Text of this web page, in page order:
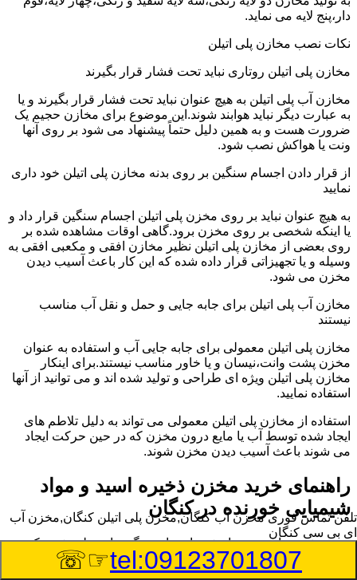
دار،پنج لایه می نماید.
نکات نصب مخازن پلی اتیلن
مخازن پلی اتیلن روتاری نباید تحت فشار قرار بگیرند
مخازن آب پلی اتیلن به هیچ عنوان نباید تحت فشار قرار بگیرند و یا
به عبارت دیگر نباید هوابند شوند.این موضوع برای مخازن حجیم یک
ضرورت هست و به همین دلیل حتماً پیشنهاد می شود بر روی آنها
ونت یا هواکش نصب شود.
از قرار دادن اجسام سنگین بر روی بدنه مخازن پلی اتیلن خود داری
نمایید
به هیچ عنوان نباید بر روی مخزن پلی اتیلن اجسام سنگین قرار داد و
یا اینکه شخصی بر روی مخزن برود.گاهی اوقات مشاهده شده بر
روی بعضی از مخازن پلی اتیلن نظیر مخازن افقی و مکعبی افقی به
وسیله و یا تجهیزاتی قرار داده شده که این کار باعث آسیب دیدن
مخزن می شود.
مخازن آب پلی اتیلن برای جابه جایی و حمل و نقل آب مناسب
نیستند
مخازن پلی اتیلن معمولی برای جابه جایی آب و استفاده به عنوان
مخزن پشت وانت،نیسان و یا خاور مناسب نیستند.برای اینکار
مخازن پلی اتیلن ویژه ای طراحی و تولید شده اند و می توانید از آنها
استفاده نمایید.
استفاده از مخازن پلی اتیلن معمولی می تواند به دلیل تلاطم های
ایجاد شده توسط آب یا مایع درون مخزن که در حین حرکت ایجاد
می شوند باعث آسیب دیدن مخزن شوند.
راهنمای خرید مخزن ذخیره اسید و مواد
شیمیایی خورنده در کنگان
مخزن ذخیره اسید و مواد شیمیایی باید به گونه ای تولید شوند که
بتوانند در برابر چگالی نسبتا بالا و خورندگی انواع اسیدها مقاومت
کافی داشته باشند.به همین دلیل نمی توان در هر مخزنی اسید و مواد
تلفن تماس فوریمخزن آب کنگان,مخزن پلی اتیلن کنگان,مخزن آب
ای بی سی کنگان
tel:09123701807
☞☏